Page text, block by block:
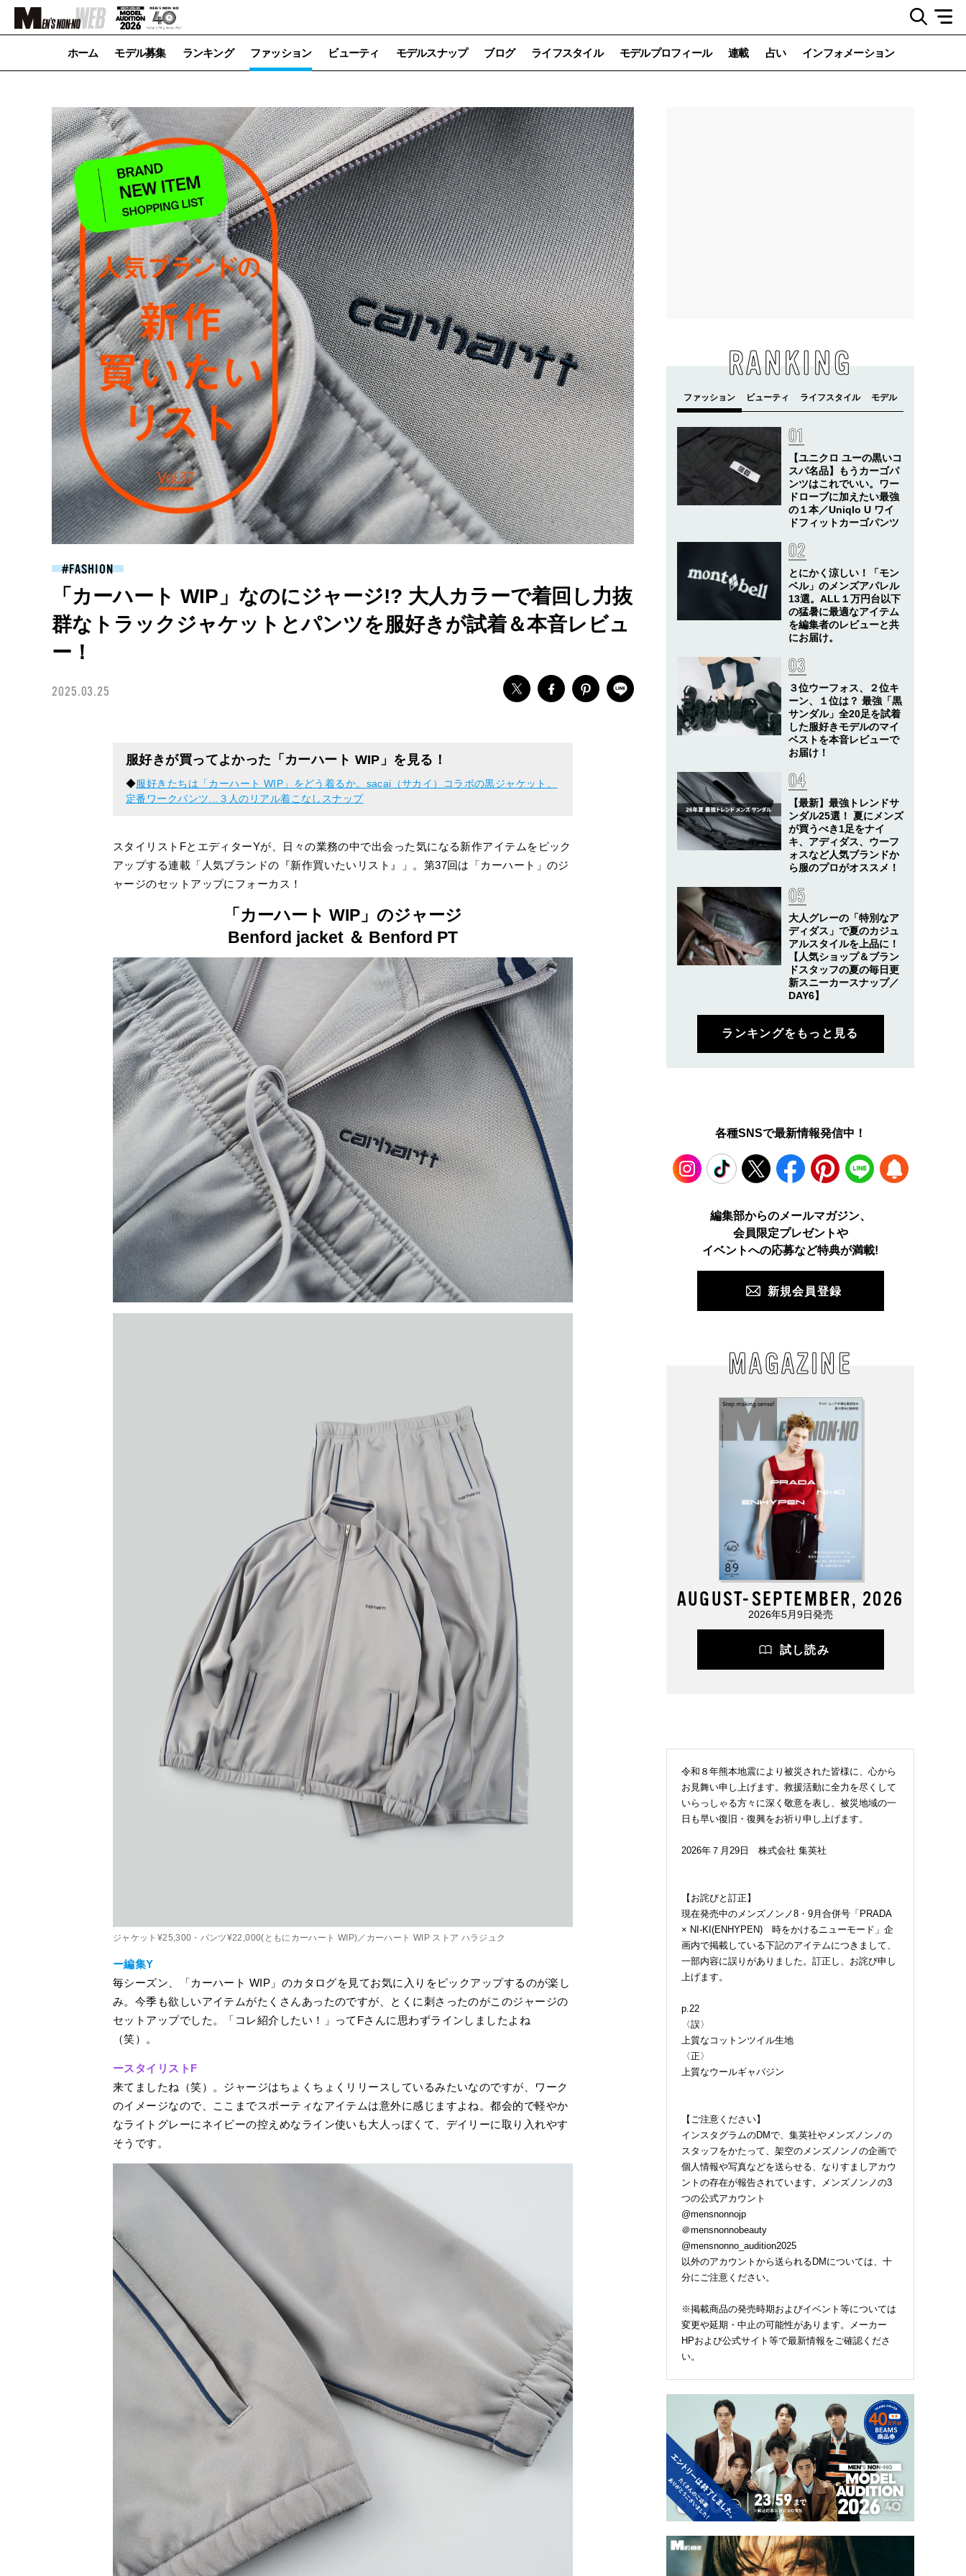
ホーム モデル募集 ランキング ファッション ビューティ モデルスナップ ブログ ライフスタイル モデルプロフィール 連載 占い インフォメーション
FASHION
「カーハート WIP」なのにジャージ!? 大人カラーで着回し力抜
群なトラックジャケットとパンツを服好きが試着＆本音レビュ
ー！
2025.03.25
服好きが買ってよかった「カーハート WIP」を見る！
◆服好きたちは「カーハート WIP」をどう着るか。sacai（サカイ）コラボの黒ジャケット、
定番ワークパンツ...３人のリアル着こなしスナップ
スタイリストFとエディターYが、日々の業務の中で出会った気になる新作アイテムをピック
アップする連載「人気ブランドの『新作買いたいリスト』」。第37回は「カーハート」のジ
ャージのセットアップにフォーカス！
「カーハート WIP」のジャージ
Benford jacket ＆ Benford PT
ジャケット¥25,300・パンツ¥22,000(ともにカーハート WIP)／カーハート WIP ストア ハラジュク
ー編集Y
毎シーズン、「カーハート WIP」のカタログを見てお気に入りをピックアップするのが楽し
み。今季も欲しいアイテムがたくさんあったのですが、とくに刺さったのがこのジャージの
セットアップでした。「コレ紹介したい！」ってFさんに思わずラインしましたよね
（笑）。
ースタイリストF
来てましたね（笑）。ジャージはちょくちょくリリースしているみたいなのですが、ワーク
のイメージなので、ここまでスポーティなアイテムは意外に感じますよね。都会的で軽やか
なライトグレーにネイビーの控えめなライン使いも大人っぽくて、デイリーに取り入れやす
そうです。
RANKING
【ユニクロ ユーの黒いコ
スパ名品】もうカーゴパ
ンツはこれでいい。ワー
ドローブに加えたい最強
の１本／Uniqlo U ワイ
ドフィットカーゴパンツ
とにかく涼しい！「モン
ベル」のメンズアパレル
13選。ALL１万円台以下
の猛暑に最適なアイテム
を編集者のレビューと共
にお届け。
３位ウーフォス、２位キ
ーン、１位は？ 最強「黒
サンダル」全20足を試着
した服好きモデルのマイ
ベストを本音レビューで
お届け！
【最新】最強トレンドサ
ンダル25選！ 夏にメンズ
が買うべき1足をナイ
キ、アディダス、ウーフ
ォスなど人気ブランドか
ら服のプロがオススメ！
大人グレーの「特別なア
ディダス」で夏のカジュ
アルスタイルを上品に！
【人気ショップ＆ブラン
ドスタッフの夏の毎日更
新スニーカースナップ／
DAY6】
ランキングをもっと見る
各種SNSで最新情報発信中！
TikTok Facebook Pinterest LINE
編集部からのメールマガジン、
会員限定プレゼントや
イベントへの応募など特典が満載!
新規会員登録
MAGAZINE
AUGUST-SEPTEMBER, 2026
2026年5月9日発売
試し読み
令和８年熊本地震により被災された皆様に、心から
お見舞い申し上げます。救援活動に全力を尽くして
いらっしゃる方々に深く敬意を表し、被災地域の一
日も早い復旧・復興をお祈り申し上げます。
2026年７月29日 株式会社 集英社
【お詫びと訂正】
現在発売中のメンズノンノ8・9月合併号「PRADA
× NI-KI(ENHYPEN) 時をかけるニューモード」企
画内で掲載している下記のアイテムにつきまして、
一部内容に誤りがありました。訂正し、お詫び申し
上げます。
p.22
〈誤〉
上質なコットンツイル生地
〈正〉
上質なウールギャバジン
【ご注意ください】
インスタグラムのDMで、集英社やメンズノンノの
スタッフをかたって、架空のメンズノンノの企画で
個人情報や写真などを送らせる、なりすましアカウ
ントの存在が報告されています。メンズノンノの3
つの公式アカウント
@mensnonnojp
＠mensnonnobeauty
@mensnonno_audition2025
以外のアカウントから送られるDMについては、十
分にご注意ください。
※掲載商品の発売時期およびイベント等については
変更や延期・中止の可能性があります。メーカー
HPおよび公式サイト等で最新情報をご確認くださ
い。